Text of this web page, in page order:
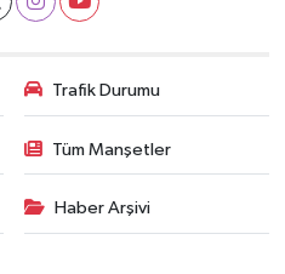
Trafik Durumu
Tüm Manşetler
Haber Arşivi